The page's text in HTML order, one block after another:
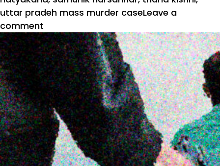
uttar pradeh mass murder caseLeave a
comment